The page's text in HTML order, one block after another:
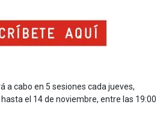
a cabo en 5 sesiones cada jueves,
el 14 de noviembre, entre las 19:00